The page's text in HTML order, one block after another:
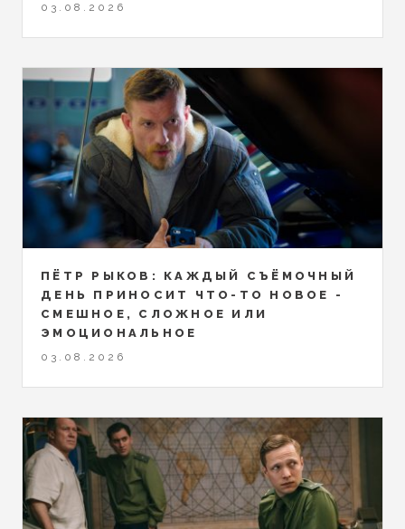
03.08.2026
ПЁТР РЫКОВ: КАЖДЫЙ СЪЁМОЧНЫЙ
ДЕНЬ ПРИНОСИТ ЧТО-ТО НОВОЕ -
СМЕШНОЕ, СЛОЖНОЕ ИЛИ
ЭМОЦИОНАЛЬНОЕ
03.08.2026